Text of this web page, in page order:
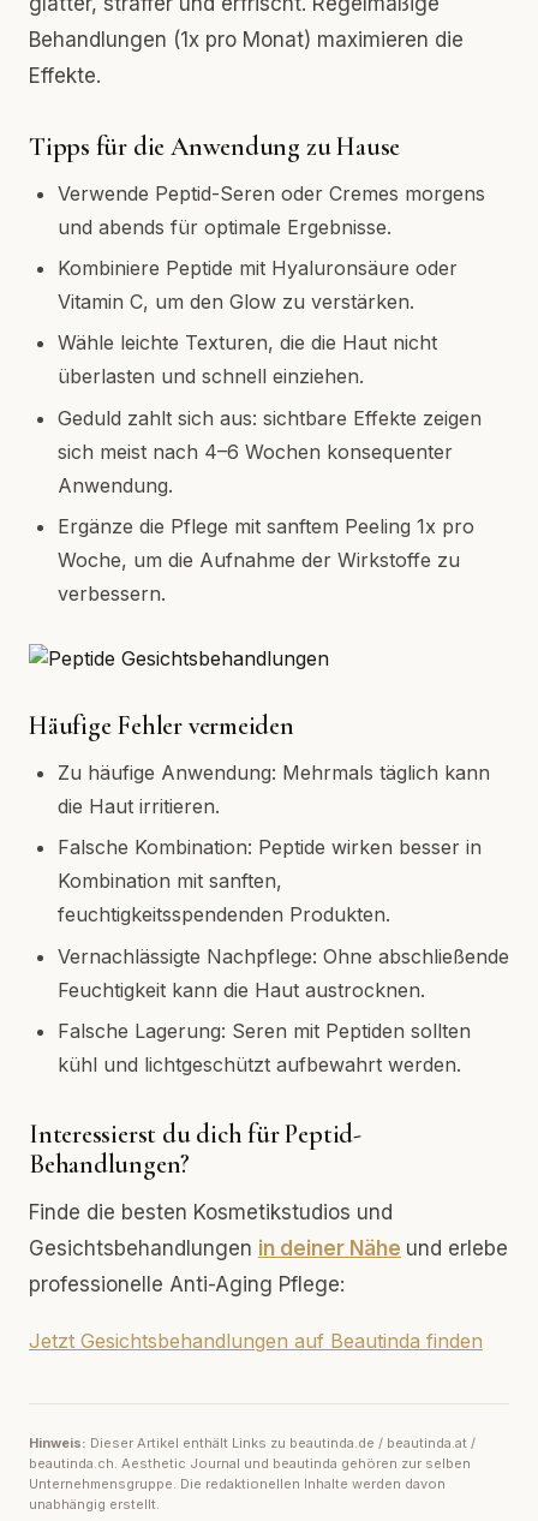
Behandlungen (1x pro Monat) maximieren die
Effekte.
Tipps für die Anwendung zu Hause
Verwende Peptid-Seren oder Cremes morgens
und abends für optimale Ergebnisse.
Kombiniere Peptide mit Hyaluronsäure oder
Vitamin C, um den Glow zu verstärken.
Wähle leichte Texturen, die die Haut nicht
überlasten und schnell einziehen.
Geduld zahlt sich aus: sichtbare Effekte zeigen
sich meist nach 4–6 Wochen konsequenter
Anwendung.
Ergänze die Pflege mit sanftem Peeling 1x pro
Woche, um die Aufnahme der Wirkstoffe zu
verbessern.
Häufige Fehler vermeiden
Zu häufige Anwendung: Mehrmals täglich kann
die Haut irritieren.
Falsche Kombination: Peptide wirken besser in
Kombination mit sanften,
feuchtigkeitsspendenden Produkten.
Vernachlässigte Nachpflege: Ohne abschließende
Feuchtigkeit kann die Haut austrocknen.
Falsche Lagerung: Seren mit Peptiden sollten
kühl und lichtgeschützt aufbewahrt werden.
Interessierst du dich für Peptid-
Behandlungen?
Finde die besten Kosmetikstudios und
Gesichtsbehandlungen in deiner Nähe und erlebe
professionelle Anti-Aging Pflege:
Jetzt Gesichtsbehandlungen auf Beautinda finden
Hinweis: Dieser Artikel enthält Links zu beautinda.de / beautinda.at /
beautinda.ch. Aesthetic Journal und beautinda gehören zur selben
Unternehmensgruppe. Die redaktionellen Inhalte werden davon
unabhängig erstellt.